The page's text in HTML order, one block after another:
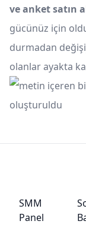
ve anket satın
gücünüz için
durmadan
olanlar ayakta
SMM
Panel